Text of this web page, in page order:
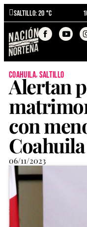
Saltillo: 20 °C
coahuila,saltillo
Alertan
con
Coahuila
06/11/2023